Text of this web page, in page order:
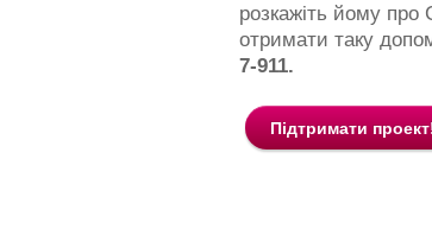
розкажіть йому про
отримати таку
7-911.
Підтримати